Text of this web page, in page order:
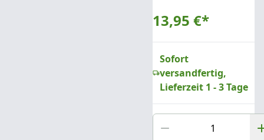
13,95 €*
Sofort
versandfertig,
Lieferzeit 1 - 3 Tage